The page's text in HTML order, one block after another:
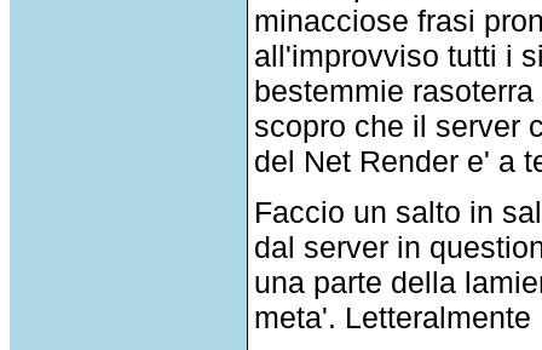
minacciose frasi
all'improvviso tutti i
bestemmie
scopro che il server
del Net Render e' a
Faccio un salto in
dal server in
una parte della
meta'. Letteralmente